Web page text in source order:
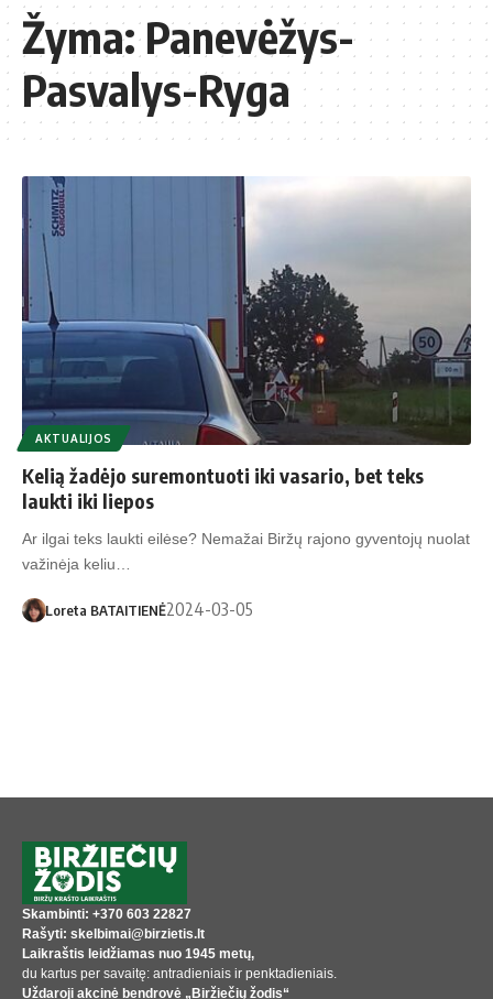
Žyma:Panevėžys-
Pasvalys-Ryga
AKTUALIJOS
Kelią žadėjo suremontuoti iki vasario, bet teks
laukti iki liepos
Ar ilgai teks laukti eilėse? Nemažai Biržų rajono gyventojų nuolat
važinėja keliu…
Loreta BATAITIENĖ2024-03-05
Skambinti: +370 603 22827
Rašyti: skelbimai@birzietis.lt
Laikraštis leidžiamas nuo 1945 metų,
du kartus per savaitę: antradieniais ir penktadieniais.
Uždaroji akcinė bendrovė „Biržiečių žodis“